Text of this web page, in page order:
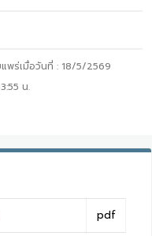
แพร่เมื่อวันที่ : 18/5/2569
น.
pdf